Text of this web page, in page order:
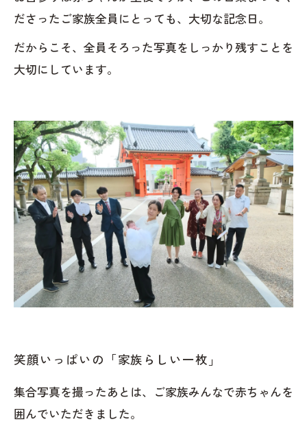
ださったご家族全員にとっても、大切な記念日。
だからこそ、全員そろった写真をしっかり残すことを
大切にしています。
笑顔いっぱいの「家族らしい一枚」
集合写真を撮ったあとは、ご家族みんなで赤ちゃんを
囲んでいただきました。